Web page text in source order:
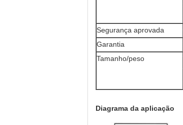
Segurança aprovada
Garantia
Tamanho/peso
Diagrama da aplicação